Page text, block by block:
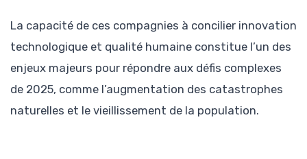
La capacité de ces compagnies à concilier innovation
technologique et qualité humaine constitue l’un des
enjeux majeurs pour répondre aux défis complexes
de 2025, comme l’augmentation des catastrophes
naturelles et le vieillissement de la population.